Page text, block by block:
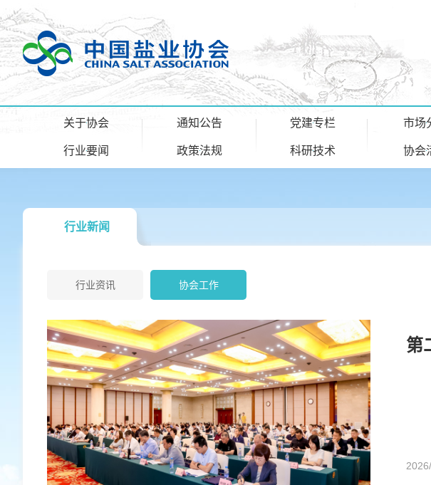
关于协会 通知公告 党建专栏 市场
行业要闻 政策法规 科研技术 协会
行业新闻
行业资讯 协会工作
第